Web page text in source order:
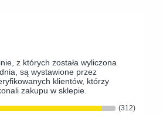
z których została wyliczona
są wystawione przez
klientów, którzy
zakupu w sklepie.
(312)